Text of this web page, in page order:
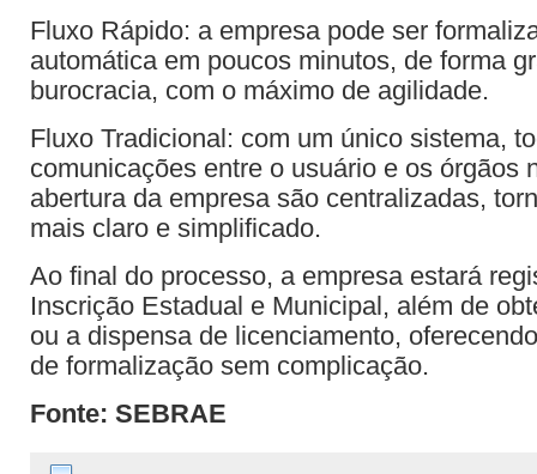
Fluxo Rápido: a empresa pode ser
automática em poucos minutos, de forma
burocracia, com o máximo de agilidade.
Fluxo Tradicional: com um único sistema,
comunicações entre o usuário e os órgãos
abertura da empresa são centralizadas,
mais claro e simplificado.
Ao final do processo, a empresa estará
Inscrição Estadual e Municipal, além de
ou a dispensa de licenciamento,
de formalização sem complicação.
Fonte: SEBRAE